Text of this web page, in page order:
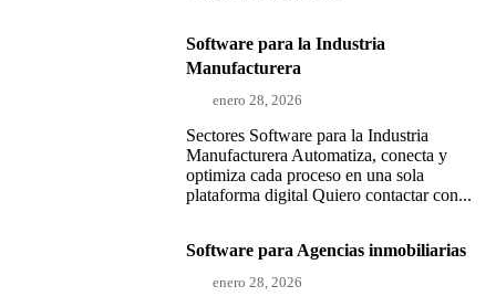
Software para la Industria
Manufacturera
enero 28, 2026
Sectores Software para la Industria
Manufacturera Automatiza, conecta y
optimiza cada proceso en una sola
plataforma digital Quiero contactar con...
Software para Agencias inmobiliarias
enero 28, 2026